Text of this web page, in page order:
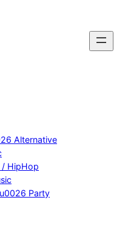
Alternative
/ HipHop
Party